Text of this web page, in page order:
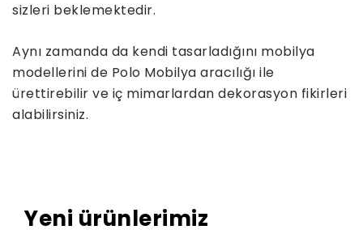
sizleri beklemektedir.
Aynı zamanda da kendi tasarladığını mobilya
modellerini de Polo Mobilya aracılığı ile
ürettirebilir ve iç mimarlardan dekorasyon fikirleri
alabilirsiniz.
Yeni ürünlerimiz